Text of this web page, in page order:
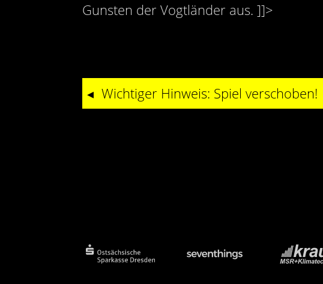
Gunsten der Vogtländer aus. ]]>
Wichtiger Hinweis: Spiel verschoben!